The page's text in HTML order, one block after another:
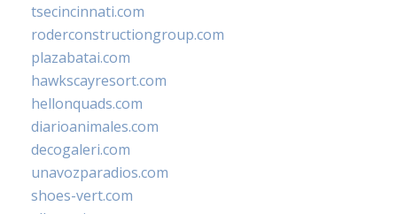
tsecincinnati.com
roderconstructiongroup.com
plazabatai.com
hawkscayresort.com
hellonquads.com
diarioanimales.com
decogaleri.com
unavozparadios.com
shoes-vert.com